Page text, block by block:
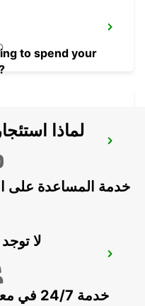
*NOT
*RY*
to spend your
لماذا
خدمة المساعدة على
لا
خدمة 24/7 في معظم المطارات الرئيسية